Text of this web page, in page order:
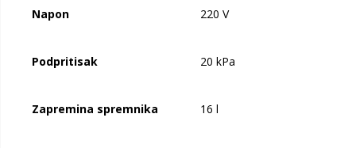
Napon 220 V
Podpritisak 20 kPa
Zapremina spremnika 16 l